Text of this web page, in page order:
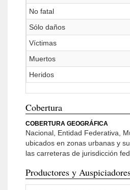
No fatal
Sólo daños
Víctimas
Muertos
Heridos
Cobertura
COBERTURA GEOGRÁFICA
Nacional, Entidad Federativa,
ubicados en zonas urbanas y
las carreteras de jurisdicción
Productores y